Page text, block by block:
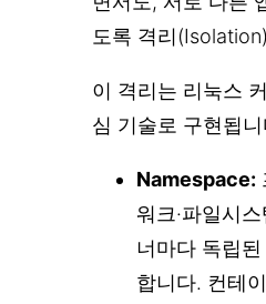
도록 격리
이 격리는 리눅스
심 기술로 구현됩
Namespace:
워크·파일시
너마다 독립
합니다. 컨테